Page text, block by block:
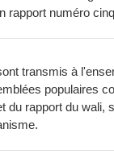
rapport numéro
transmis à
populaires
rapport du